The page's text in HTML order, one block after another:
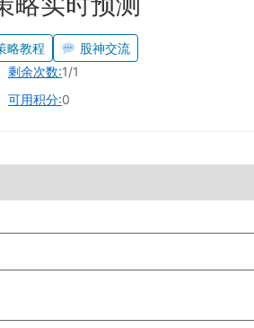
略教程
股神交流
剩余次数:1/1
可用积分:0